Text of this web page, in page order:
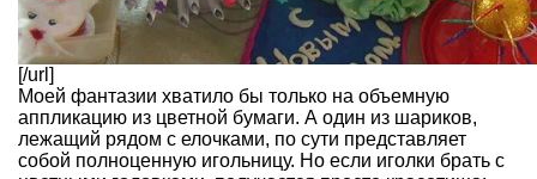
[/url]
Моей фантазии хватило бы только на объемную
аппликацию из цветной бумаги. А один из шариков,
лежащий рядом с елочками, по сути представляет
собой полноценную игольницу. Но если иголки брать с